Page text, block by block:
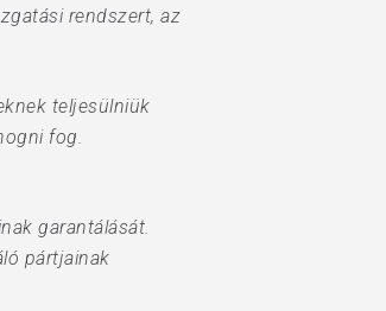
rendszert, az
teljesülniük
fog.
garantálását.
pártjainak